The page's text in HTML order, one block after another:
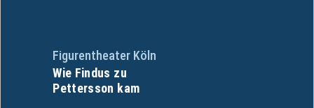
Figurentheater Köln
Wie Findus zu
Pettersson kam